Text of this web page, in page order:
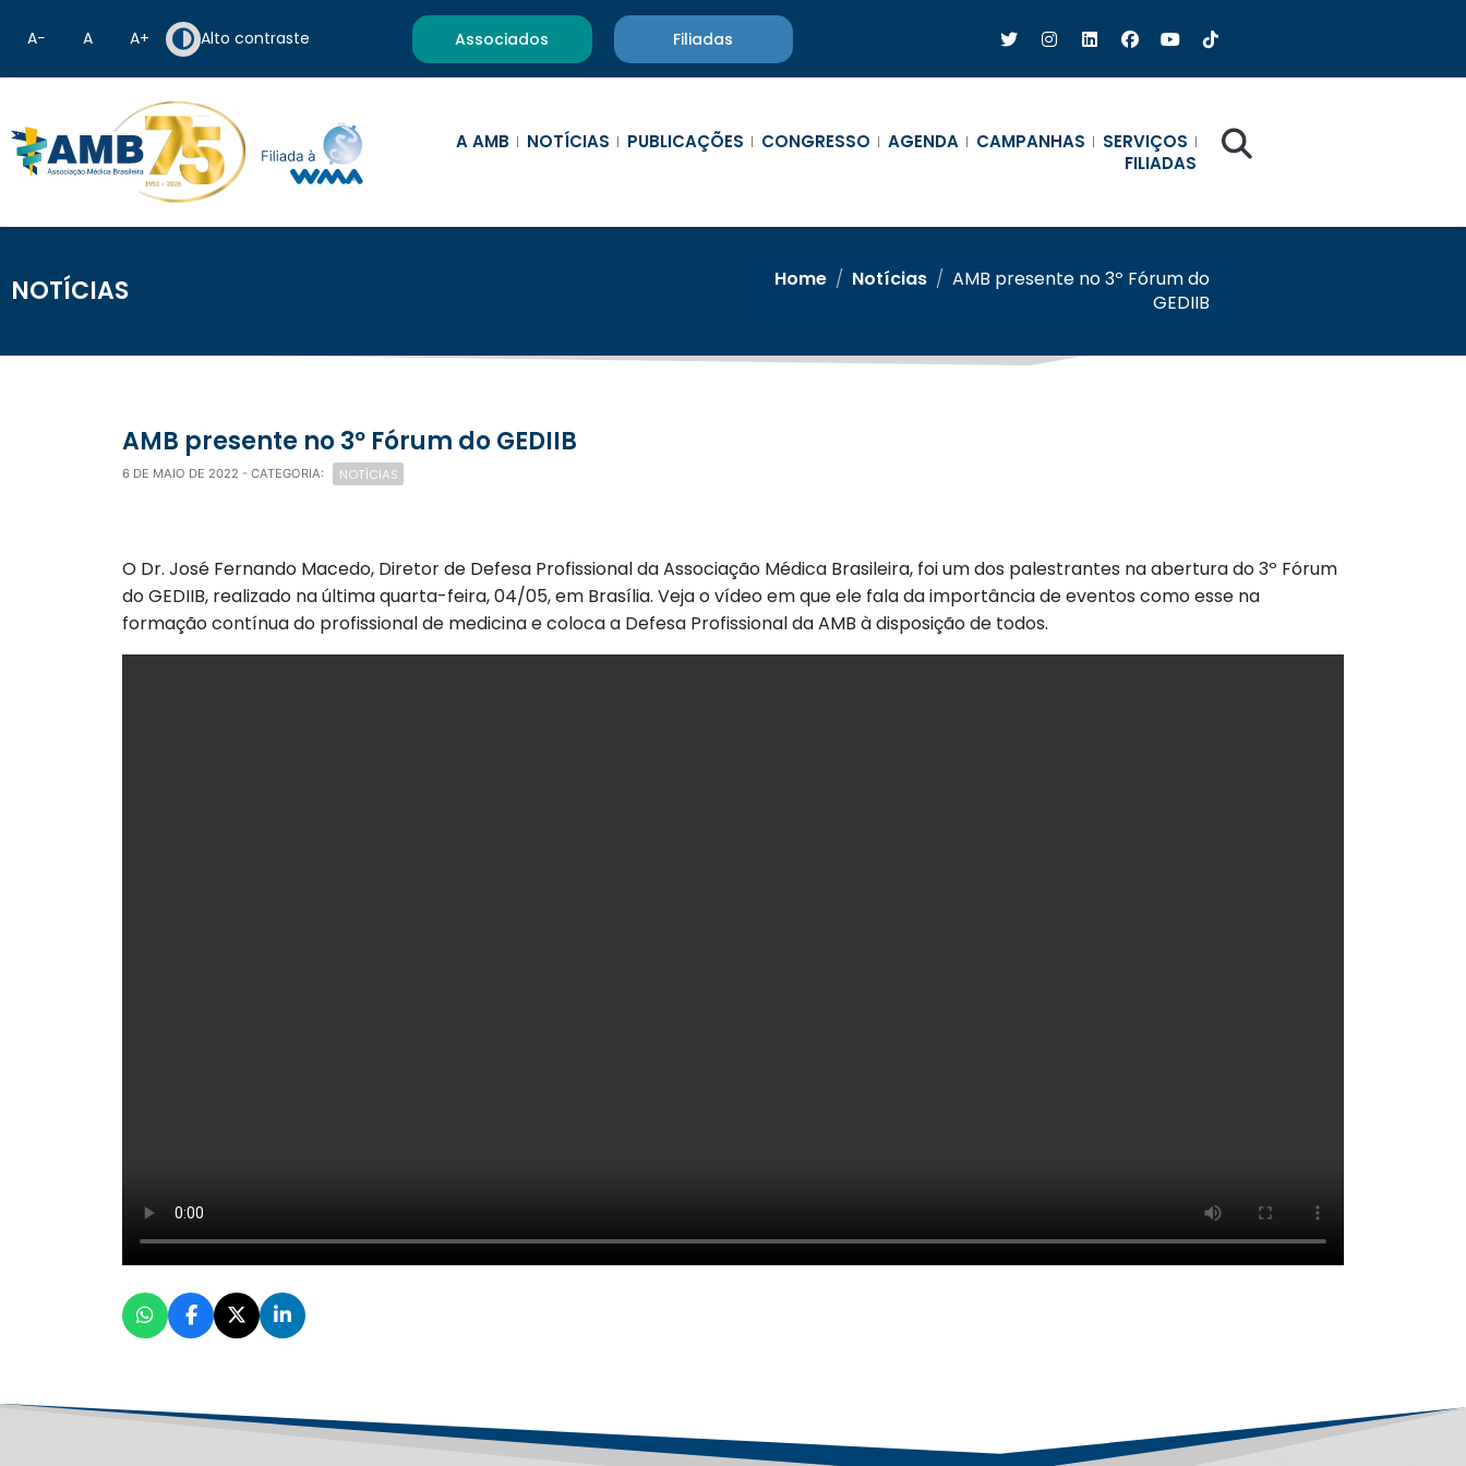
A− A A+ Alto contraste Associados Filiadas
A AMB NOTÍCIAS PUBLICAÇÕES CONGRESSO AGENDA CAMPANHAS
SERVIÇOS
FILIADAS
NOTÍCIAS Home / Notícias / AMB presente no 3º Fórum do
GEDIIB
AMB presente no 3º Fórum do GEDIIB
6 DE MAIO DE 2022 - CATEGORIA: NOTÍCIAS
O Dr. José Fernando Macedo, Diretor de Defesa Profissional da Associação Médica Brasileira, foi um dos palestrantes na abertura do 3º Fórum
do GEDIIB, realizado na última quarta-feira, 04/05, em Brasília. Veja o vídeo em que ele fala da importância de eventos como esse na
formação contínua do profissional de medicina e coloca a Defesa Profissional da AMB à disposição de todos.